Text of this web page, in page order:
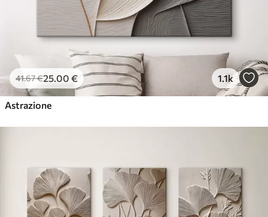
41.67€25.00 € 1.1k
Astrazione